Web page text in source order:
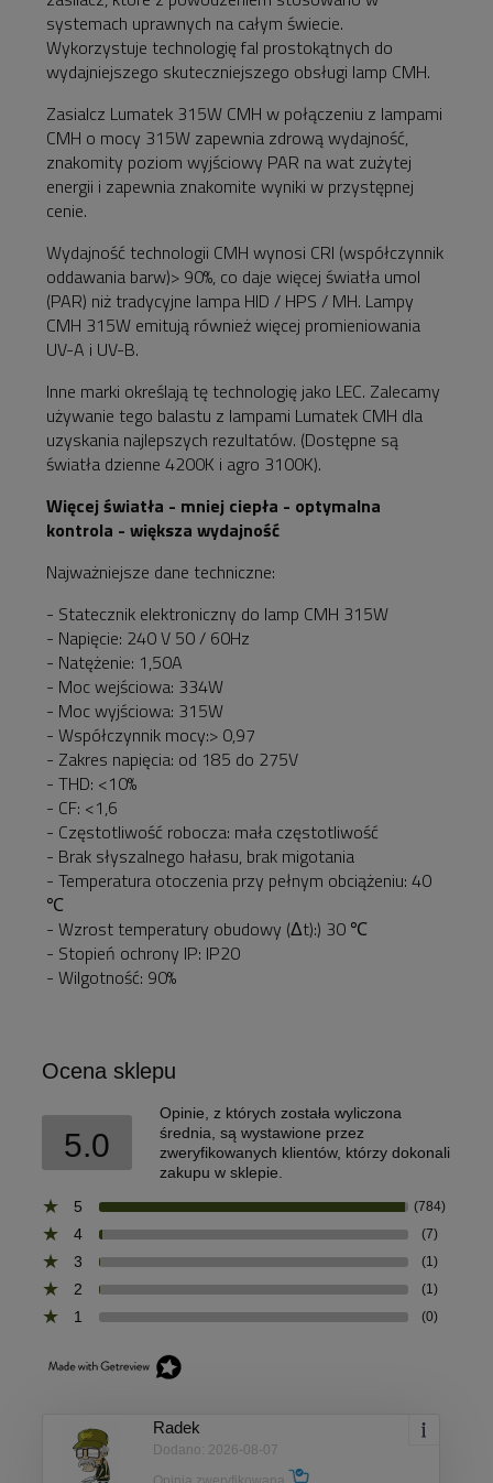
systemach uprawnych na całym świecie.
Wykorzystuje technologię fal prostokątnych do
wydajniejszego skuteczniejszego obsługi lamp CMH.
Zasialcz Lumatek 315W CMH w połączeniu z lampami
CMH o mocy 315W zapewnia zdrową wydajność,
znakomity poziom wyjściowy PAR na wat zużytej
energii i zapewnia znakomite wyniki w przystępnej
cenie.
Wydajność technologii CMH wynosi CRI (współczynnik
oddawania barw)> 90%, co daje więcej światła umol
(PAR) niż tradycyjne lampa HID / HPS / MH. Lampy
CMH 315W emitują również więcej promieniowania
UV-A i UV-B.
Inne marki określają tę technologię jako LEC. Zalecamy
używanie tego balastu z lampami Lumatek CMH dla
uzyskania najlepszych rezultatów. (Dostępne są
światła dzienne 4200K i agro 3100K).
Więcej światła - mniej ciepła - optymalna
kontrola - większa wydajność
Najważniejsze dane techniczne:
- Statecznik elektroniczny do lamp CMH 315W
- Napięcie: 240 V 50 / 60Hz
- Natężenie: 1,50A
- Moc wejściowa: 334W
- Moc wyjściowa: 315W
- Współczynnik mocy:> 0,97
- Zakres napięcia: od 185 do 275V
- THD: <10%
- CF: <1,6
- Częstotliwość robocza: mała częstotliwość
- Brak słyszalnego hałasu, brak migotania
- Temperatura otoczenia przy pełnym obciążeniu: 40
℃
- Wzrost temperatury obudowy (Δt):) 30 ℃
- Stopień ochrony IP: IP20
- Wilgotność: 90%
Ocena sklepu
5.0
Opinie, z których została wyliczona
średnia, są wystawione przez
zweryfikowanych klientów, którzy dokonali
zakupu w sklepie.
5
(784)
4 (7)
3 (1)
2 (1)
1 (0)
Radek
Dodano: 2026-08-07